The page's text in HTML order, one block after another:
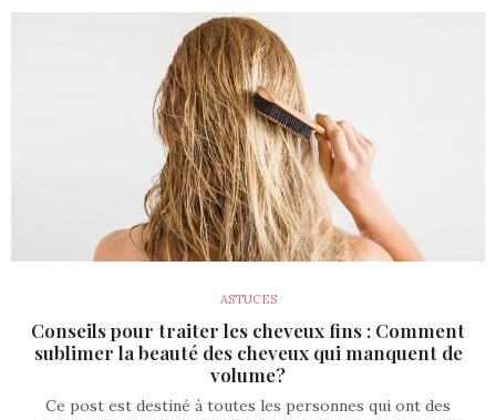
ASTUCES
Conseils pour traiter les cheveux fins : Comment
sublimer la beauté des cheveux qui manquent de
volume?
Ce post est destiné à toutes les personnes qui ont des